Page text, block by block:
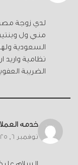
لدي زوجة
مني ول
السعودية
نظامية واريد
الضريبة
خدمة
نوفمبر 6, 2025 الساعة 9:02 ص